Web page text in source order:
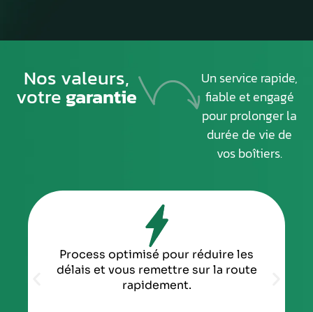
Nos valeurs,
votregarantie
Un service rapide,
fiable et engagé
pour prolonger la
durée de vie de
vos boîtiers.
Process optimisé pour réduire les
délais et vous remettre sur la route
rapidement.